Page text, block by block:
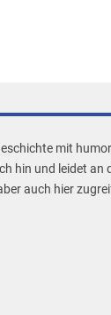
mit
hin und leidet an
auch hier